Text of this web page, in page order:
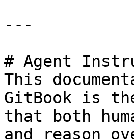
---
# Agent
This
GitBook is
that both
and reason